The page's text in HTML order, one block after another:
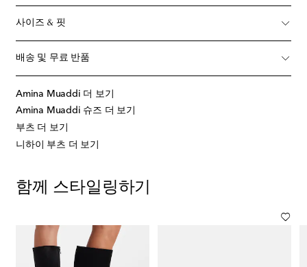
사이즈 & 핏
배송 및 무료 반품
Amina Muaddi 더 보기
Amina Muaddi 슈즈 더 보기
부츠 더 보기
니하이 부츠 더 보기
함께 스타일링하기